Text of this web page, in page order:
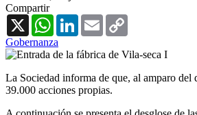
Compartir
X
WhatsAppLinkedInEmail
Gobernanza
La Sociedad informa de que, al amparo del
39.000 acciones propias.